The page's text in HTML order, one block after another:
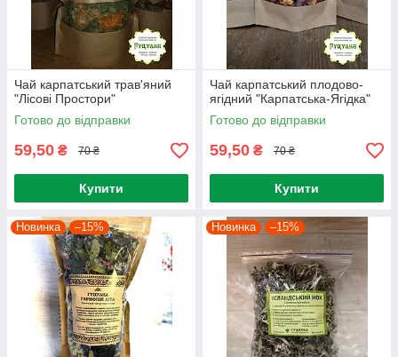
Чай карпатський трав'яний
"Лісові Простори"
Готово до відправки
59,50 ₴ 70 ₴
Купити
Чай карпатський плодово-
ягідний "Карпатська-Ягідка"
Готово до відправки
59,50 ₴ 70 ₴
Купити
Новинка –15% Новинка –15%